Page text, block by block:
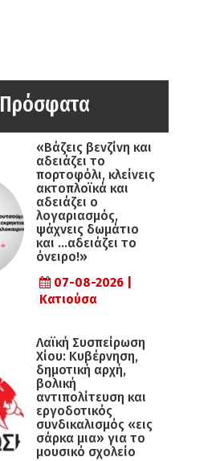
Πρόσφατα
«Βάζεις βενζίνη και
αδειάζει το
πορτοφόλι, κλείνεις
ακτοπλοϊκά και
αδειάζει ο
λογαριασμός,
ψάχνεις δωμάτιο
και …αδειάζει το
όνειρο!»
07-08-2026 |
Κατιούσα
Λαϊκή Συσπείρωση
Χίου: Κυβέρνηση,
δημοτική αρχή,
βολική
αντιπολίτευση και
εργοδοτικός
συνδικαλισμός «εις
σάρκα μια» για το
μουσικό σχολείο